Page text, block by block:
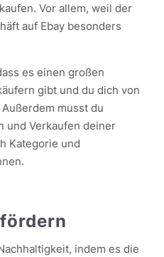
Vor allem, weil der
auf Ebay besonders
es einen großen
gibt und du dich von
musst du
und Verkaufen deiner
Kategorie und
indem es die